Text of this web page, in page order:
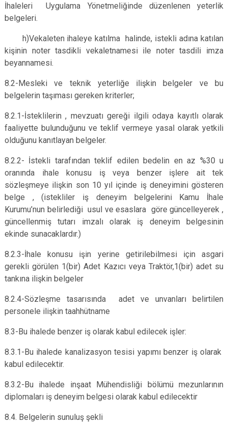
İhaleleri Uygulama Yönetmeliğinde düzenlenen yeterlik
belgeleri.
h)Vekaleten ihaleye katılma halinde, istekli adına katılan
kişinin noter tasdikli vekaletnamesi ile noter tasdili imza
beyannamesi.
8.2-Mesleki ve teknik yeterliğe ilişkin belgeler ve bu
belgelerin taşıması gereken kriterler;
8.2.1-İsteklilerin , mevzuatı gereği ilgili odaya kayıtlı olarak
faaliyette bulunduğunu ve teklif vermeye yasal olarak yetkili
olduğunu kanıtlayan belgeler.
8.2.2- İstekli tarafından teklif edilen bedelin en az %30 u
oranında ihale konusu iş veya benzer işlere ait tek
sözleşmeye ilişkin son 10 yıl içinde iş deneyimini gösteren
belge , (istekliler iş deneyim belgelerini Kamu İhale
Kurumu’nun belirlediği usul ve esaslara göre güncelleyerek ,
güncellenmiş tutarı imzalı olarak iş deneyim belgesinin
ekinde sunacaklardır.)
8.2.3-İhale konusu işin yerine getirilebilmesi için asgari
gerekli görülen 1(bir) Adet Kazıcı veya Traktör,1(bir) adet su
tankına ilişkin belgeler
8.2.4-Sözleşme tasarısında adet ve unvanları belirtilen
personele ilişkin taahhütname
8.3-Bu ihalede benzer iş olarak kabul edilecek işler:
8.3.1-Bu ihalede kanalizasyon tesisi yapımı benzer iş olarak
kabul edilecektir.
8.3.2-Bu ihalede inşaat Mühendisliği bölümü mezunlarının
diplomaları iş deneyim belgesi olarak kabul edilecektir
8.4. Belgelerin sunuluş şekli